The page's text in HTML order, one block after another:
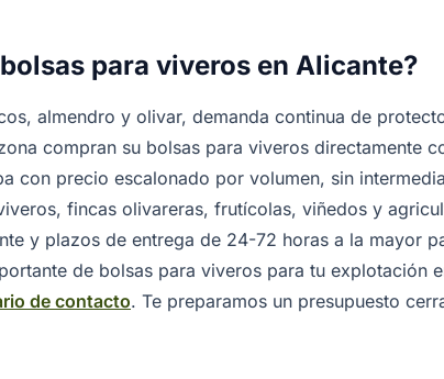
para viveros en Alicante?
almendro y olivar, demanda continua de
compran su bolsas para viveros directamente
con precio escalonado por volumen, sin
fincas olivareras, frutícolas, viñedos y
y plazos de entrega de 24-72 horas a la mayor
de bolsas para viveros para tu explotación
de contacto. Te preparamos un presupuesto